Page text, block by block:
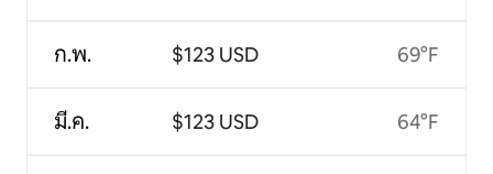
ก.พ.
มี.ค.
$123 USD
$123 USD
69°F
64°F